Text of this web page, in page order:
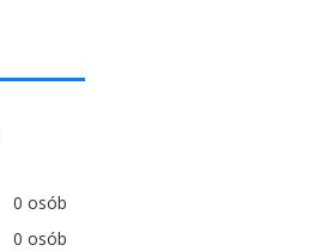
0 osób
0 osób